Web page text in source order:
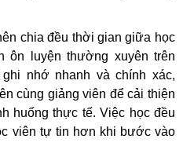
chia đều thời gian giữa học
ôn luyện thường xuyên trên
nhớ nhanh và chính xác,
cùng giảng viên để cải thiện
huống thực tế. Việc học đều
viên tự tin hơn khi bước vào